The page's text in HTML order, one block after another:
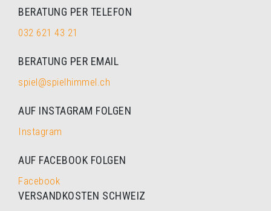
BERATUNG PER TELEFON
032 621 43 21
BERATUNG PER EMAIL
spiel@spielhimmel.ch
AUF INSTAGRAM FOLGEN
Instagram
AUF FACEBOOK FOLGEN
Facebook
VERSANDKOSTEN SCHWEIZ